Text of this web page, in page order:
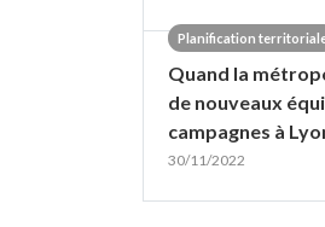
Planification
Quand la
de nouveaux
campagnes à
30/11/2022